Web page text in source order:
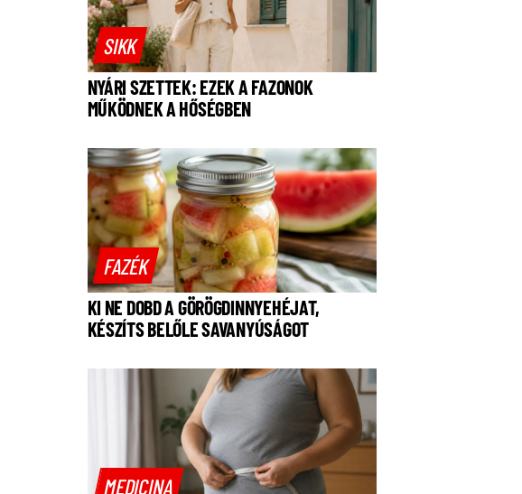
SIKK
NYÁRI SZETTEK: EZEK A FAZONOK
MŰKÖDNEK A HŐSÉGBEN
FAZÉK
KI NE DOBD A GÖRÖGDINNYEHÉJAT,
KÉSZÍTS BELŐLE SAVANYÚSÁGOT
MEDICINA